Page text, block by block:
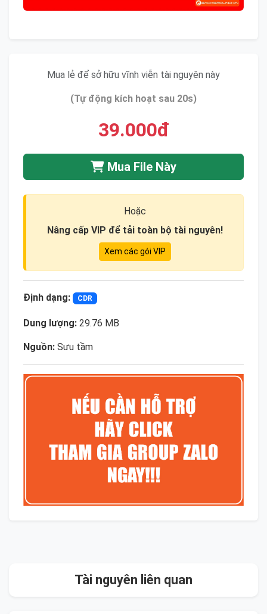
Mua lẻ để sở hữu vĩnh viễn tài nguyên này
(Tự động kích hoạt sau 20s)
39.000đ
Mua File Này
Hoặc
Nâng cấp VIP để tải toàn bộ tài nguyên!
Xem các gói VIP
Định dạng: CDR
Dung lượng: 29.76 MB
Nguồn: Sưu tầm
Tài nguyên liên quan